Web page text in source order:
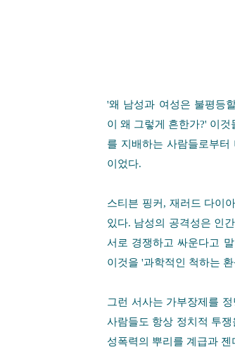
'왜 남성과 여성은 불평등
이 왜 그렇게 흔한가?' 이것
를 지배하는 사람들로부터
이었다.
스티븐 핑커 , 재러드 다이
있다. 남성의 공격성은 인
서로 경쟁하고 싸운다고
이것을 '과학적인 척하는
그런 서사는 가부장제를
사람들도 항상 정치적 투
성폭력의 뿌리를 계급과